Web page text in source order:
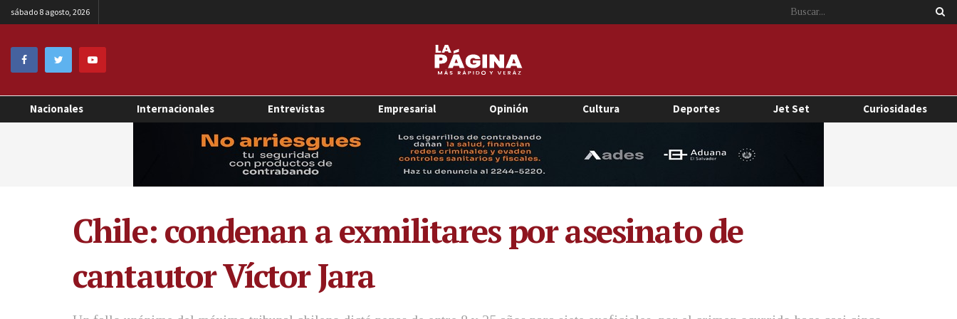
sábado 8 agosto, 2026
Nacionales Internacionales Entrevistas Empresarial Opinión Cultura Deportes Jet Set Curiosidades
Chile: condenan a exmilitares por asesinato de
cantautor Víctor Jara